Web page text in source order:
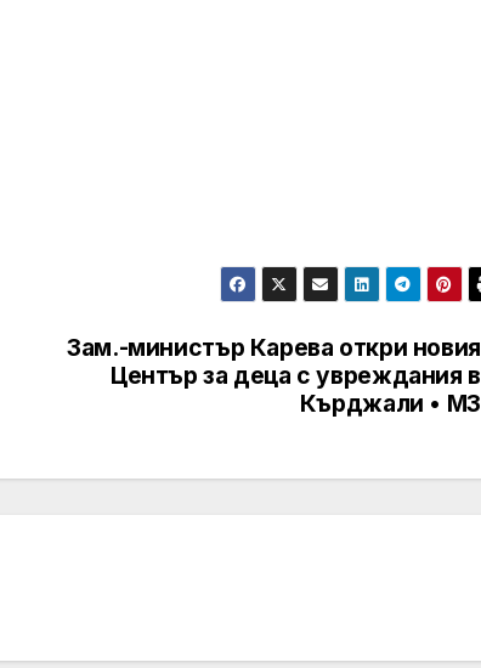
Зам.-министър Карева откри новия
Център за деца с увреждания в
Кърджали • МЗ